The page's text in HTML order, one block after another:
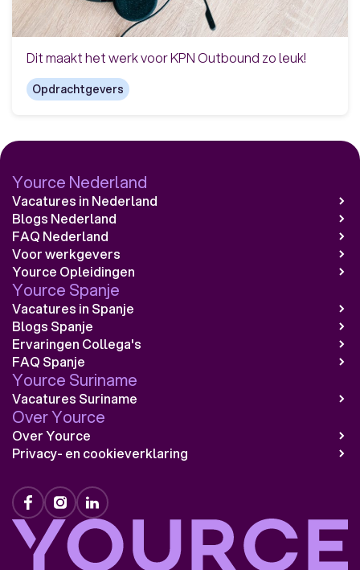
Dit maakt het werk voor KPN Outbound zo leuk!
Opdrachtgevers
Yource Nederland
Vacatures in Nederland
Blogs Nederland
FAQ Nederland
Voor werkgevers
Yource Opleidingen
Yource Spanje
Vacatures in Spanje
Blogs Spanje
Ervaringen Collega's
FAQ Spanje
Yource Suriname
Vacatures Suriname
Over Yource
Over Yource
Privacy- en cookieverklaring